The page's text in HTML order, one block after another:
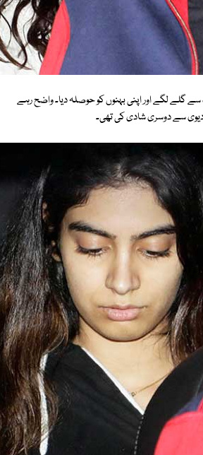
سے گلے لگے اور اپنی بہنوں کو حوصلہ دیا۔ واضح رہے
دیوی سے دوسری شادی کی تھی۔